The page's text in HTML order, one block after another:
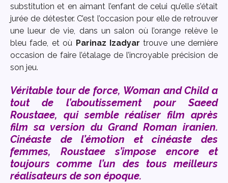
substitution et en aimant l’enfant de celui qu’elle s’était
jurée de détester. C’est l’occasion pour elle de retrouver
une lueur de vie, dans un salon où l’orange relève le
bleu fade, et où Parinaz Izadyar trouve une dernière
occasion de faire l’étalage de l’incroyable précision de
son jeu.
Véritable tour de force, Woman and Child a
tout de l’aboutissement pour Saeed
Roustaee, qui semble réaliser film après
film sa version du Grand Roman iranien.
Cinéaste de l’émotion et cinéaste des
femmes, Roustaee s’impose encore et
toujours comme l’un des tous meilleurs
réalisateurs de son époque.